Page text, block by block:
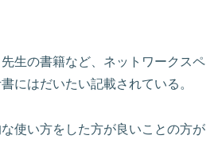
生の書籍など、ネットワークスペ
にはだいたい記載されている。
使い方をした方が良いことの方が